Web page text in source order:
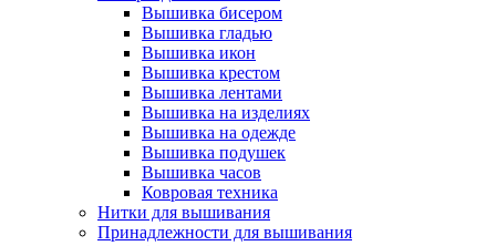
Вышивка бисером
Вышивка гладью
Вышивка икон
Вышивка крестом
Вышивка лентами
Вышивка на изделиях
Вышивка на одежде
Вышивка подушек
Вышивка часов
Ковровая техника
Нитки для вышивания
Принадлежности для вышивания